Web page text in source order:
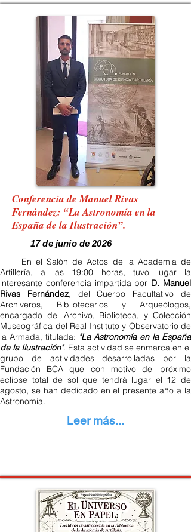
Conferencia de Manuel Rivas
Fernández: “La Astronomía en la
España de la Ilustración”.
17 de junio de 2026
En el Salón de Actos de la Academia de
Artillería, a las 19:00 horas, tuvo lugar la
interesante conferencia impartida por D. Manuel
Rivas Fernández, del Cuerpo Facultativo de
Archiveros, Bibliotecarios y Arqueólogos,
encargado del Archivo, Biblioteca, y Colección
Museográfica del Real Instituto y Observatorio de
la Armada, titulada: "La Astronomía en la España
de la Ilustración". Esta actividad se enmarca en el
grupo de actividades desarrolladas por la
Fundación BCA que con motivo del próximo
eclipse total de sol que tendrá lugar el 12 de
agosto, se han dedicado en el presente año a la
Astronomía.
Leer más...